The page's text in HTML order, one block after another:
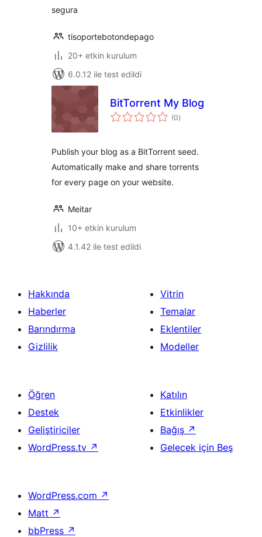
segura
tisoportebotondepago
20+ etkin kurulum
6.0.12 ile test edildi
BitTorrent My Blog
(0toplam
puan
)
Publish your blog as a BitTorrent seed.
Automatically make and share torrents
for every page on your website.
Meitar
10+ etkin kurulum
4.1.42 ile test edildi
Hakkında
Haberler
Barındırma
Gizlilik
Vitrin
Temalar
Eklentiler
Modeller
Öğren
Destek
Geliştiriciler
WordPress.tv ↗
Katılın
Etkinlikler
Bağış ↗
Gelecek için Beş
WordPress.com ↗
Matt ↗
bbPress ↗